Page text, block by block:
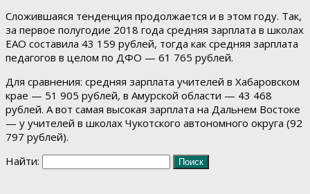
Сложившаяся тенденция продолжается и в этом году. Так,
за первое полугодие 2018 года средняя зарплата в школах
ЕАО составила 43 159 рублей, тогда как средняя зарплата
педагогов в целом по ДФО — 61 765 рублей.
Для сравнения: средняя зарплата учителей в Хабаровском
крае — 51 905 рублей, в Амурской области — 43 468
рублей. А вот самая высокая зарплата на Дальнем Востоке
— у учителей в школах Чукотского автономного округа (92
797 рублей).
Найти: